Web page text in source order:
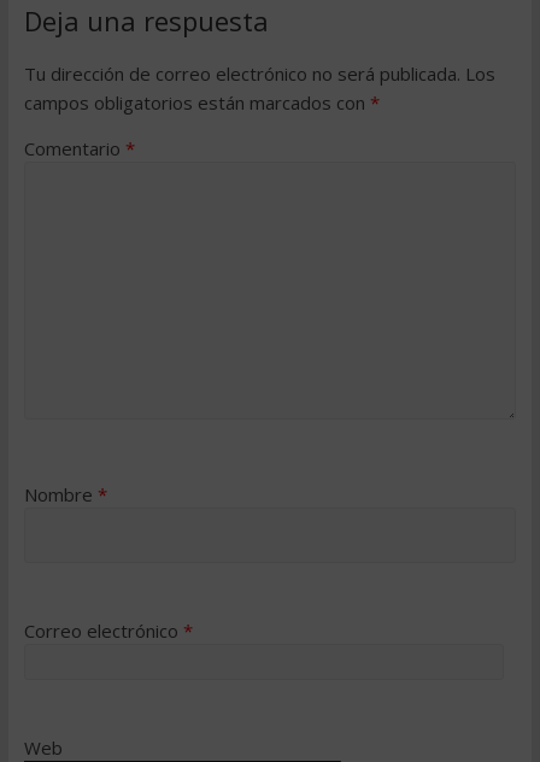
Deja una respuesta
Tu dirección de correo electrónico no será publicada. Los
campos obligatorios están marcados con *
Comentario *
Nombre *
Correo electrónico *
Web